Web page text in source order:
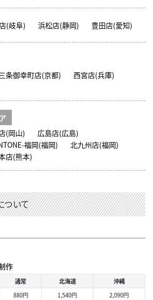
(岐阜) 浜松店(静岡) 豊田店(愛知)
条御幸町店(京都)
西宮店(兵庫)
(岡山)
広島店(広島)
福岡(福岡)
北九州店(福岡)
店(熊本)
ついて
作
通常 北海道
沖縄
880円 1,540円
2,090円